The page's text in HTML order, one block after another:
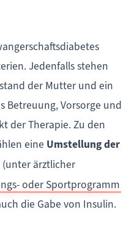
Jedenfalls stehen
der Mutter und ein
Betreuung, Vorsorge und
der Therapie. Zu den
eine Umstellung der
(unter ärztlicher
oder Sportprogramm
die Gabe von Insulin.